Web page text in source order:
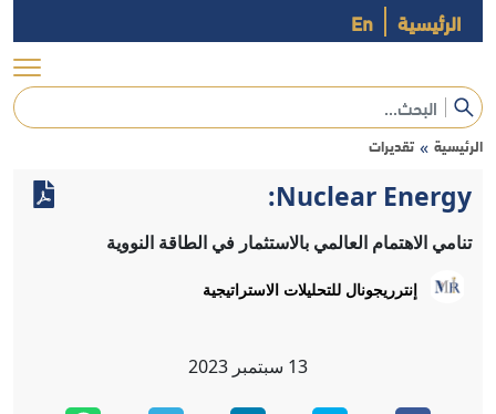
الرئيسية En
الرئيسية » تقديرات
Nuclear Energy:
تنامي الاهتمام العالمي بالاستثمار في الطاقة النووية
إنترريجونال للتحليلات الاستراتيجية
13 سبتمبر 2023